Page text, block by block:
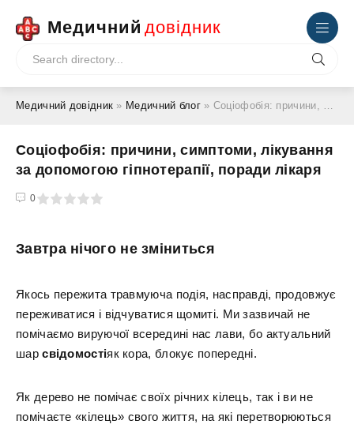
Медичний довідник
Медичний довідник » Медичний блог» Соціофобія: причини, симптоми, лікування за допомогою гіпнотерапії, поради лікаря
Соціофобія: причини, симптоми, лікування
за допомогою гіпнотерапії, поради лікаря
0
5
Завтра нічого не зміниться
Якось пережита травмуюча подія, насправді, продовжує
переживатися і відчуватися щомиті. Ми зазвичай не
помічаємо вируючої всередині нас лави, бо актуальний
шарсвідомостіяк кора, блокує попередні.
Як дерево не помічає своїх річних кілець, так і ви не
помічаєте «кілець» свого життя, на які перетворюються